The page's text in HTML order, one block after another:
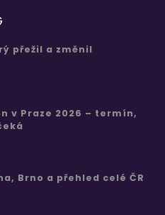
přežil a změnil
v Praze 2026 – termín,
Brno a přehled celé ČR